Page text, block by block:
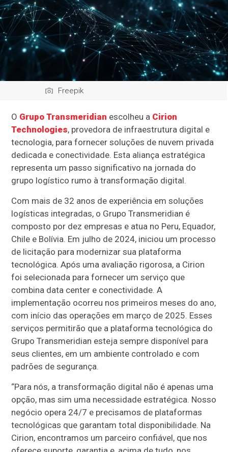
Freepik
O Grupo Transmeridian escolheu a Cirion
Technologies, provedora de infraestrutura digital e
tecnologia, para fornecer soluções de nuvem privada
dedicada e conectividade. Esta aliança estratégica
representa um passo significativo na jornada do
grupo logístico rumo à transformação digital.
Com mais de 32 anos de experiência em soluções
logísticas integradas, o Grupo Transmeridian é
composto por dez empresas e atua no Peru, Equador,
Chile e Bolívia. Em julho de 2024, iniciou um processo
de licitação para modernizar sua plataforma
tecnológica. Após uma avaliação rigorosa, a Cirion
foi selecionada para fornecer um serviço que
combina data center e conectividade. A
implementação ocorreu nos primeiros meses do ano,
com início das operações em março de 2025. Esses
serviços permitirão que a plataforma tecnológica do
Grupo Transmeridian esteja sempre disponível para
seus clientes, em um ambiente controlado e com
padrões de segurança.
“Para nós, a transformação digital não é apenas uma
opção, mas sim uma necessidade estratégica. Nosso
negócio opera 24/7 e precisamos de plataformas
tecnológicas que garantam total disponibilidade. Na
Cirion, encontramos um parceiro confiável, que nos